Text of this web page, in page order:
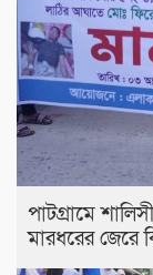
পাটগ্রামে
মারধরের